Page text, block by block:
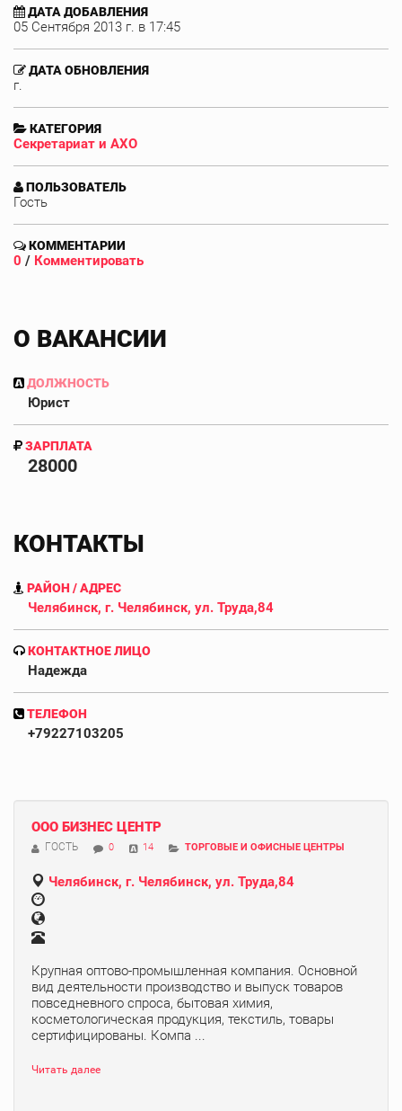
ДАТА ДОБАВЛЕНИЯ
05 Сентября 2013 г. в 17:45
ДАТА ОБНОВЛЕНИЯ
г.
КАТЕГОРИЯ
Секретариат и АХО
ПОЛЬЗОВАТЕЛЬ
Гость
КОММЕНТАРИИ
0 / Комментировать
О ВАКАНСИИ
ДОЛЖНОСТЬ
Юрист
ЗАРПЛАТА
28000
КОНТАКТЫ
РАЙОН / АДРЕС
Челябинск, г. Челябинск, ул. Труда,84
КОНТАКТНОЕ ЛИЦО
Надежда
ТЕЛЕФОН
+79227103205
ООО БИЗНЕС ЦЕНТР
ГОСТЬ 0 14 ТОРГОВЫЕ И ОФИСНЫЕ ЦЕНТРЫ
Челябинск, г. Челябинск, ул. Труда,84
Крупная оптово-промышленная компания. Основной
вид деятельности производство и выпуск товаров
повседневного спроса, бытовая химия,
косметологическая продукция, текстиль, товары
сертифицированы. Компа ...
Читать далее